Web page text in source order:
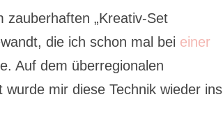
zauberhaften „Kreativ-Set
die ich schon mal bei einer
Auf dem überregionalen
mir diese Technik wieder ins